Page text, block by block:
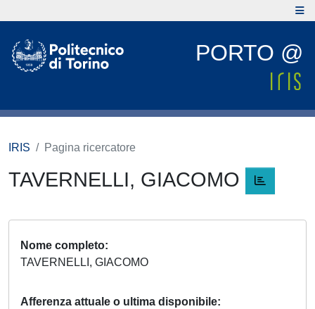
PORTO @
IRIS Pagina ricercatore
TAVERNELLI, GIACOMO
Nome completo
TAVERNELLI, GIACOMO
Afferenza attuale o ultima disponibile